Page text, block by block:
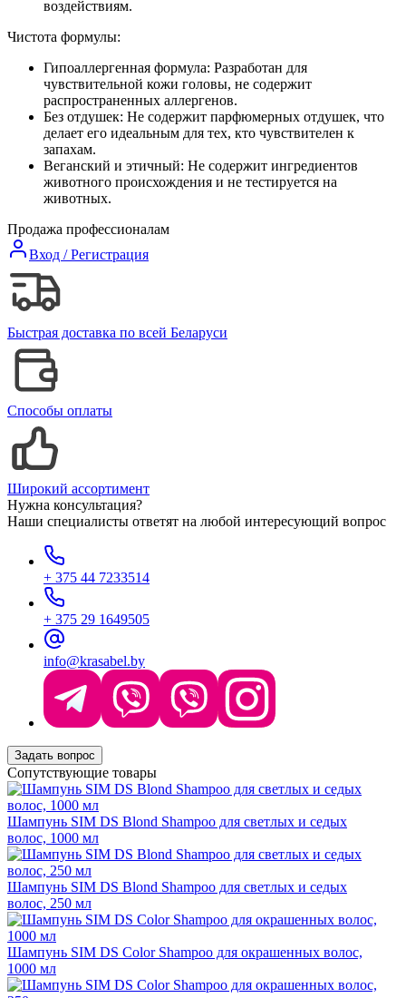
воздействиям.
Чистота формулы:
Гипоаллергенная формула: Разработан для
чувствительной кожи головы, не содержит
распространенных аллергенов.
Без отдушек: Не содержит парфюмерных отдушек, что
делает его идеальным для тех, кто чувствителен к
запахам.
Веганский и этичный: Не содержит ингредиентов
животного происхождения и не тестируется на
животных.
Продажа профессионалам
Вход / Регистрация
Быстрая доставка по всей Беларуси
Способы оплаты
Широкий ассортимент
Нужна консультация?
Наши специалисты ответят на любой интересующий вопрос
+ 375 44 7233514
+ 375 29 1649505
info@krasabel.by
Задать вопрос
Сопутствующие товары
Шампунь SIM DS Blond Shampoo для светлых и седых
волос, 1000 мл
Шампунь SIM DS Blond Shampoo для светлых и седых
волос, 250 мл
Шампунь SIM DS Color Shampoo для окрашенных волос,
1000 мл